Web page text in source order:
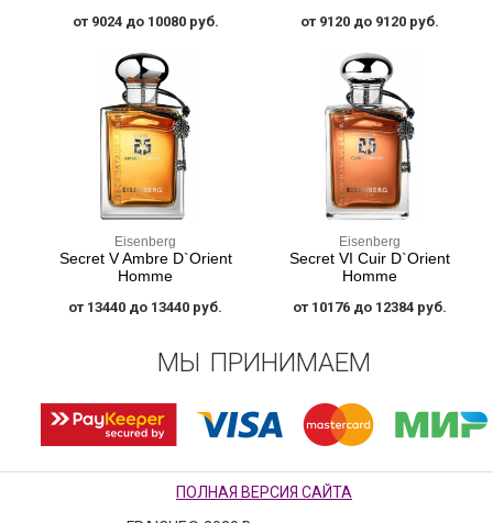
от 9024 до 10080 руб. от 9120 до 9120 руб.
Eisenberg
Secret V Ambre D`Orient
Homme
от 13440 до 13440 руб.
Eisenberg
Secret VI Cuir D`Orient
Homme
от 10176 до 12384 руб.
МЫ ПРИНИМАЕМ
ПОЛНАЯ ВЕРСИЯ САЙТА